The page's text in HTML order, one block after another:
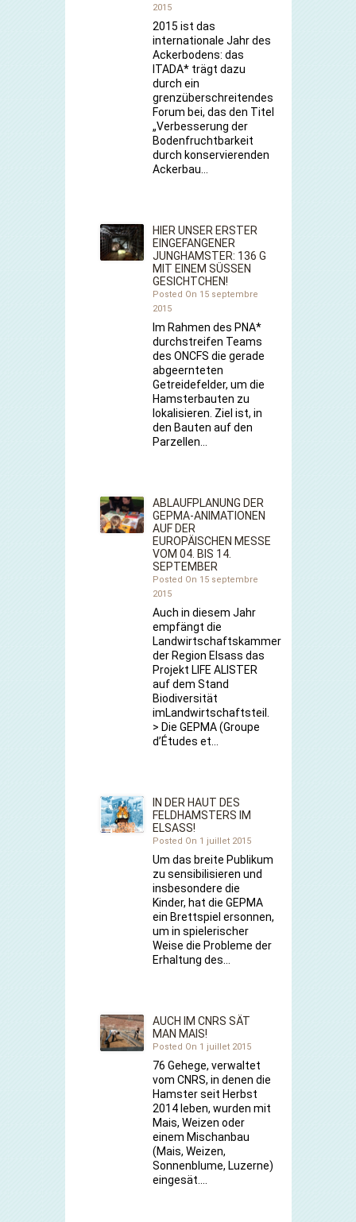
2015
2015 ist das
internationale Jahr des
Ackerbodens: das
ITADA* trägt dazu
durch ein
grenzüberschreitendes
Forum bei, das den Titel
„Verbesserung der
Bodenfruchtbarkeit
durch konservierenden
Ackerbau…
HIER UNSER ERSTER
EINGEFANGENER
JUNGHAMSTER: 136 G
MIT EINEM SÜSSEN G
ESICHTCHEN!
Posted On 15 septembre
2015
Im Rahmen des PNA*
durchstreifen Teams
des ONCFS die gerade
abgeernteten
Getreidefelder, um die
Hamsterbauten zu
lokalisieren. Ziel ist, in
den Bauten auf den
Parzellen…
ABLAUFPLANUNG DER
GEPMA-ANIMATIONEN
AUF DER
EUROPÄISCHEN MESSE
VOM 04. BIS 14.
SEPTEMBER
Posted On 15 septembre
2015
Auch in diesem Jahr
empfängt die
Landwirtschaftskammer
der Region Elsass das
Projekt LIFE ALISTER
auf dem Stand
Biodiversität
imLandwirtschaftsteil.
> Die GEPMA (Groupe
d’Études et…
IN DER HAUT DES
FELDHAMSTERS IM
ELSASS!
Posted On 1 juillet 2015
Um das breite Publikum
zu sensibilisieren und
insbesondere die
Kinder, hat die GEPMA
ein Brettspiel ersonnen,
um in spielerischer
Weise die Probleme der
Erhaltung des…
AUCH IM CNRS SÄT
MAN MAIS!
Posted On 1 juillet 2015
76 Gehege, verwaltet
vom CNRS, in denen die
Hamster seit Herbst
2014 leben, wurden mit
Mais, Weizen oder
einem Mischanbau
(Mais, Weizen,
Sonnenblume, Luzerne)
eingesät.…